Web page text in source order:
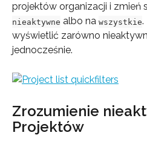
projektów organizacji i zmień
nieaktywne albo na wszystkie.
wyświetlić zarówno
jednocześnie.
Zrozumienie
Projektów